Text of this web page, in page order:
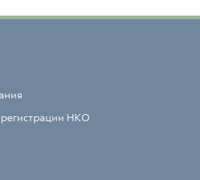
регистрации НКО